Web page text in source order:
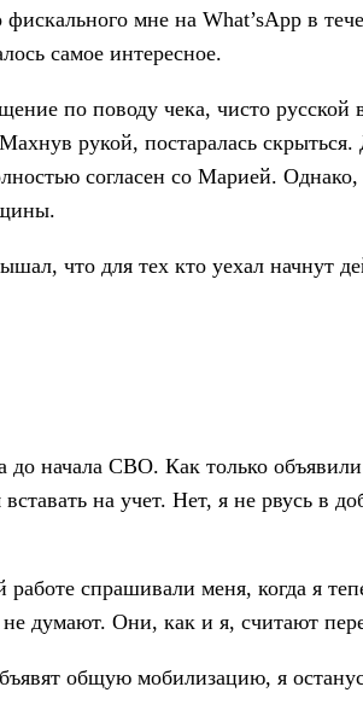
мне на What’sApp в
самое интересное.
по поводу чека, чисто
рукой, постаралась
согласен со Марией.
что для тех кто уехал начнут
до начала СВО. Как только
на учет. Нет, я не рвусь
спрашивали меня, когда я
думают. Они, как и я, считают
общую мобилизацию, я